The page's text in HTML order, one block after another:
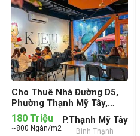
Cho Thuê Nhà Đường D5,
Phường Thạnh Mỹ Tây,
Quận Bình Thạnh (cũ)
180 Triệu
~800 Ngàn/m2
P.Thạnh Mỹ Tây
Bình Thạnh